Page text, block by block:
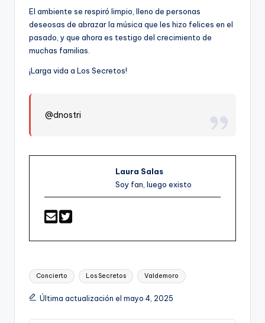
El ambiente se respiró limpio, lleno de personas
deseosas de abrazar la música que les hizo felices en el
pasado, y que ahora es testigo del crecimiento de
muchas familias.
¡Larga vida a Los Secretos!
@dnostri
Laura Salas
Soy fan, luego existo
Etiquetas:
Concierto Los Secretos Valdemoro
Última actualización el mayo 4, 2025